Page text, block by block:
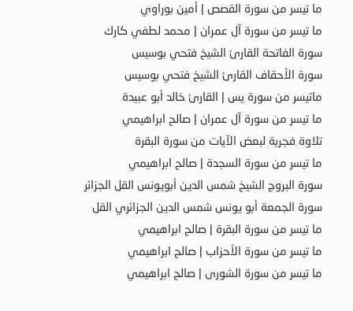
ما تيسر من سورة القصص | أمين بوراوي
ما تيسر من سورة آل عمران | محمد لطفي كارك
سورة الفاتحة القارئ الشيخ فتحي بوسيس
سورة الأحقاف القارئ الشيخ فتحي بوسيس
ماتيسر من سورة يس | القارئ خالد أبو عبيدة
ما تيسر من سورة آل عمران | صالح ابراهيمي
تلاوة فجرية لبعض الآيات من سورة البقرة
ما تيسر من سورة السجدة | صالح ابراهيمي
سورة البروج الشيخ شمس الدين أبويونس القل الجزائر
سورة الجمعة أبو يونس شمس الدين الجزائري القل
ما تيسر من سورة البقرة | صالح ابراهيمي
ما تيسر من سورة الأحزاب | صالح ابراهيمي
ما تيسر من سورة الشورى | صالح ابراهيمي